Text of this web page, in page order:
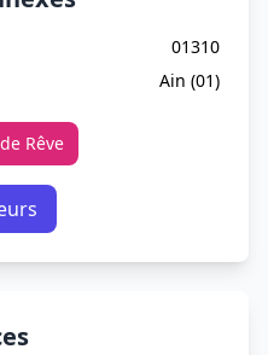
01310
Ain (01)
Rêve